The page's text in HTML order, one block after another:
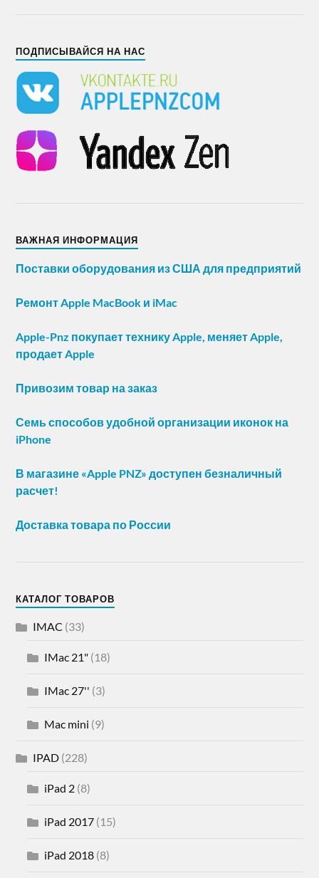
ПОДПИСЫВАЙСЯ НА НАС
ВАЖНАЯ ИНФОРМАЦИЯ
Поставки оборудования из США для предприятий
Ремонт Apple MacBook и iMac
Apple-Pnz покупает технику Apple, меняет Apple,
продает Apple
Привозим товар на заказ
Семь способов удобной организации иконок на
iPhone
В магазине «Apple PNZ» доступен безналичный
расчет!
Доставка товара по России
КАТАЛОГ ТОВАРОВ
IMAC (33)
IMac 21" (18)
IMac 27'' (3)
Mac mini (9)
IPAD (228)
iPad 2 (8)
iPad 2017 (15)
iPad 2018 (8)